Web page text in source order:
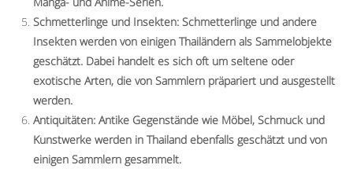
Schmetterlinge und Insekten: Schmetterlinge und andere
Insekten werden von einigen Thailändern als Sammelobjekte
geschätzt. Dabei handelt es sich oft um seltene oder
exotische Arten, die von Sammlern präpariert und ausgestellt
werden.
Antiquitäten: Antike Gegenstände wie Möbel, Schmuck und
Kunstwerke werden in Thailand ebenfalls geschätzt und von
einigen Sammlern gesammelt.